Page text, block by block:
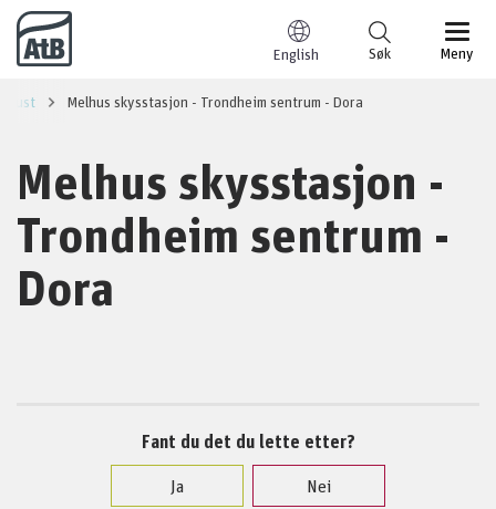
Til innhold
English Meny
Søk
Melhus skysstasjon - Trondheim sentrum - Dora
Melhus skysstasjon -
Trondheim sentrum -
Dora
Fant du det du lette etter?
Ja
Nei